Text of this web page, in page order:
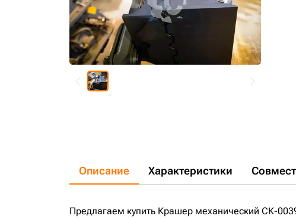
Описание Характеристики
Предлагаем купить Крашер механический СК-